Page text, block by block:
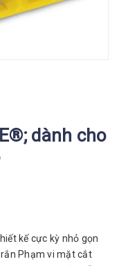
dành cho
kế cực kỳ nhỏ gọn
Phạm vi mặt cắt